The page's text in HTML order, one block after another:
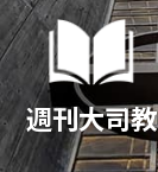
週刊大司教